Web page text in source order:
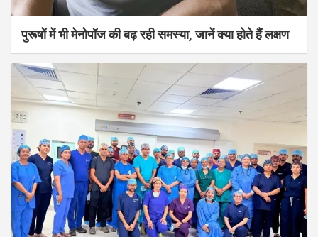
पुरूषों में भी मेनोपॉज की बढ़ रही समस्या, जानें क्या होते हैं लक्षण